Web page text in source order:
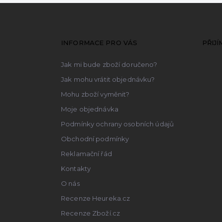
INFORMACE PRO VÁS
Jak mi bude zboží doručeno?
Jak mohu vrátit objednávku?
Mohu zboží vyměnit?
Moje objednávka
Podmínky ochrany osobních údajů
Obchodní podmínky
Reklamační řád
Kontakty
O nás
Recenze Heureka.cz
Recenze Zboží.cz